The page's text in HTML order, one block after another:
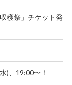
穫祭」チケット発
)、19:00〜！